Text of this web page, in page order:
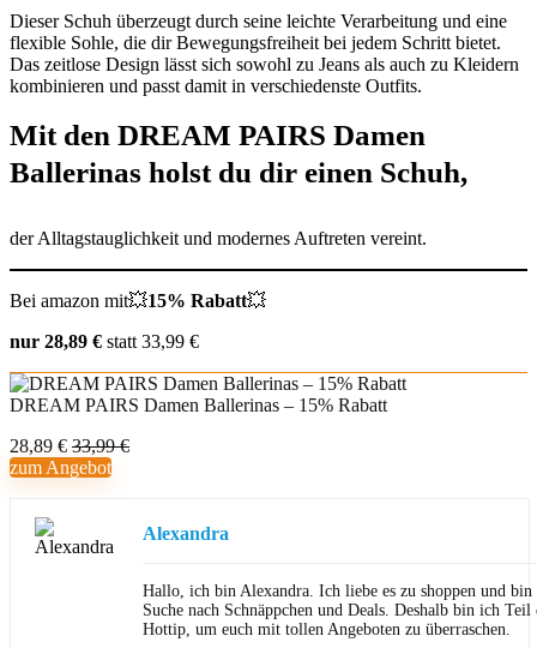
Dieser Schuh überzeugt durch seine leichte Verarbeitung und eine
flexible Sohle, die dir Bewegungsfreiheit bei jedem Schritt bietet.
Das zeitlose Design lässt sich sowohl zu Jeans als auch zu Kleidern
kombinieren und passt damit in verschiedenste Outfits.
Mit den DREAM PAIRS Damen
Ballerinas holst du dir einen Schuh,
der Alltagstauglichkeit und modernes Auftreten vereint.
Bei amazon mit💥15% Rabatt💥
nur 28,89 € statt 33,99 €
DREAM PAIRS Damen Ballerinas – 15% Rabatt
28,89 € 33,99 €
zum Angebot
Alexandra
Hallo, ich bin Alexandra. Ich liebe es zu shoppen und
Suche nach Schnäppchen und Deals. Deshalb bin ich Teil
Hottip, um euch mit tollen Angeboten zu überraschen.